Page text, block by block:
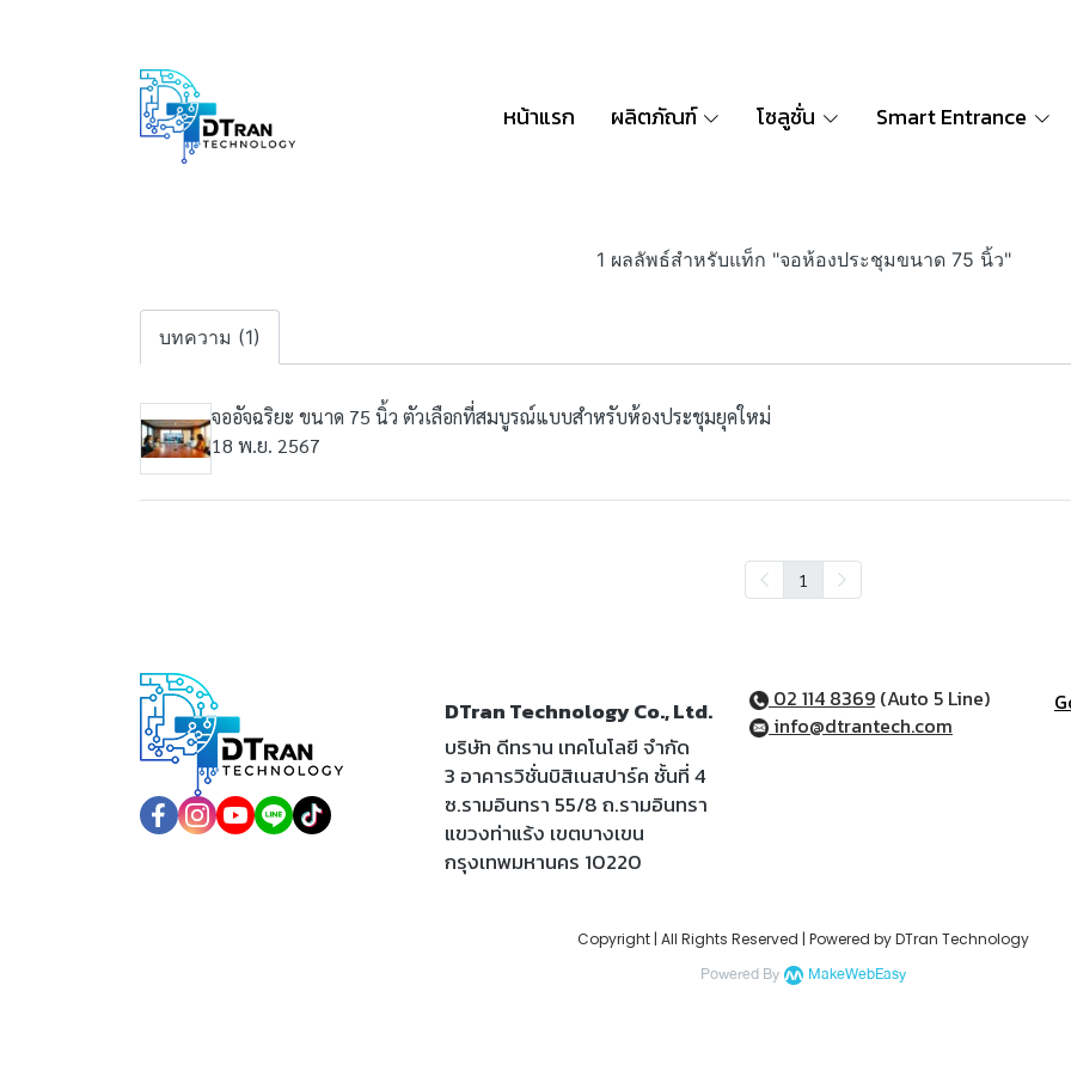
หน้าแรก ผลิตภัณฑ์ โซลูชั่น Smart Entrance
1 ผลลัพธ์สำหรับแท็ก "จอห้องประชุมขนาด 75 นิ้ว"
บทความ (1)
จออัจฉริยะ ขนาด 75 นิ้ว ตัวเลือกที่สมบูรณ์แบบสำหรับห้องประชุมยุคใหม่
18 พ.ย. 2567
1
DTran Technology Co., Ltd.
บริษัท ดีทราน เทคโนโลยี จำกัด
3 อาคารวิชั่นบิสิเนสปาร์ค ชั้นที่ 4
ซ.รามอินทรา 55/8 ถ.รามอินทรา
แขวงท่าแร้ง เขตบางเขน
กรุงเทพมหานคร 10220
02 114 8369 (Auto 5 Line)
info@dtrantech.com
Copyright | All Rights Reserved | Powered by DTran Technology
Powered By MakeWebEasy